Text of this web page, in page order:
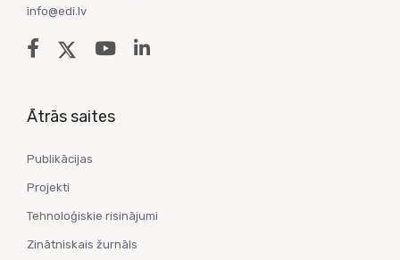
info@edi.lv
Ātrās saites
Publikācijas
Projekti
Tehnoloģiskie risinājumi
Zinātniskais žurnāls